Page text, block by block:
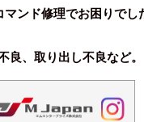
ンド修理でお困りでし
良、取り出し不良など。